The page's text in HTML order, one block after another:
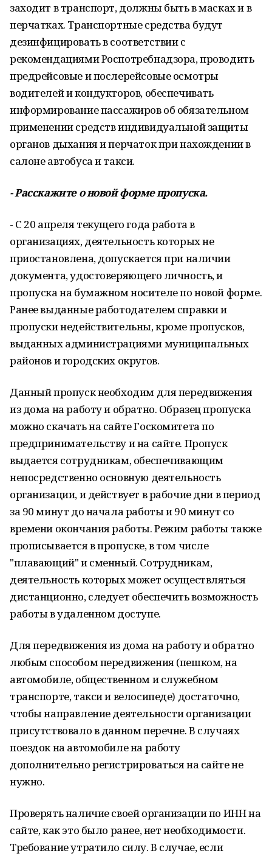
заходит в транспорт, должны быть в масках и в
перчатках. Транспортные средства будут
дезинфицировать в соответствии с
рекомендациями Роспотребнадзора, проводить
предрейсовые и послерейсовые осмотры
водителей и кондукторов, обеспечивать
информирование пассажиров об обязательном
применении средств индивидуальной защиты
органов дыхания и перчаток при нахождении в
салоне автобуса и такси.
- Расскажите о новой форме пропуска.
- С 20 апреля текущего года работа в
организациях, деятельность которых не
приостановлена, допускается при наличии
документа, удостоверяющего личность, и
пропуска на бумажном носителе по новой форме.
Ранее выданные работодателем справки и
пропуски недействительны, кроме пропусков,
выданных администрациями муниципальных
районов и городских округов.
Данный пропуск необходим для передвижения
из дома на работу и обратно. Образец пропуска
можно скачать на сайте Госкомитета по
предпринимательству и на сайте. Пропуск
выдается сотрудникам, обеспечивающим
непосредственно основную деятельность
организации, и действует в рабочие дни в период
за 90 минут до начала работы и 90 минут со
времени окончания работы. Режим работы также
прописывается в пропуске, в том числе
"плавающий" и сменный. Сотрудникам,
деятельность которых может осуществляться
дистанционно, следует обеспечить возможность
работы в удаленном доступе.
Для передвижения из дома на работу и обратно
любым способом передвижения (пешком, на
автомобиле, общественном и служебном
транспорте, такси и велосипеде) достаточно,
чтобы направление деятельности организации
присутствовало в данном перечне. В случаях
поездок на автомобиле на работу
дополнительно регистрироваться на сайте не
нужно.
Проверять наличие своей организации по ИНН на
сайте, как это было ранее, нет необходимости.
Требование утратило силу. В случае, если